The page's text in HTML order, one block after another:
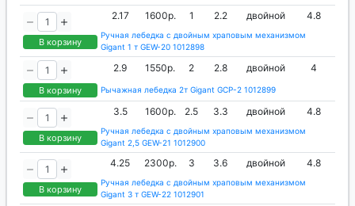
В корзину
2.17 1600р. 1 2.2 двойной 4.8
Ручная лебедка с двойным храповым механизмом
Gigant 1 т GEW-20 1012898
В корзину
2.9 1550р. 2 2.8 двойной 4
Рычажная лебедка 2т Gigant GCP-2 1012899
В корзину
3.5 1600р. 2.5 3.3 двойной 4.8
Ручная лебедка с двойным храповым механизмом
Gigant 2,5 GEW-21 1012900
В корзину
4.25 2300р. 3 3.6 двойной 4.8
Ручная лебедка с двойным храповым механизмом
Gigant 3 т GEW-22 1012901